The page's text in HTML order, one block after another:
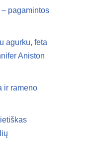
pagamintos
agurku, feta
Aniston
ir rameno